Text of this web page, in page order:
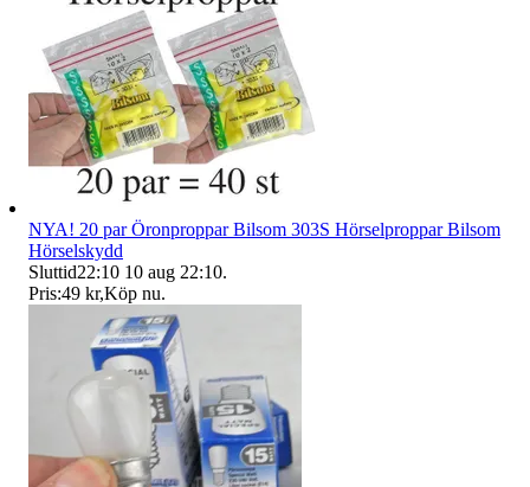
NYA! 20 par Öronproppar Bilsom 303S Hörselproppar Bilsom
Hörselskydd
Sluttid22:10 10 aug 22:10.
Pris:49 kr,Köp nu.